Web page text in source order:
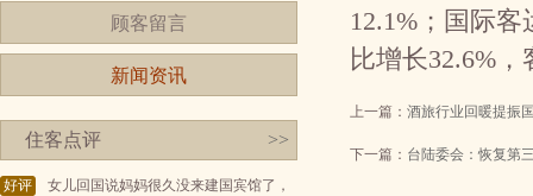
顾客留言
新闻资讯
住客点评 >>
好评
女儿回国说妈妈很久没来建国宾馆了，
12.1%；国际
比增长32.6%
上一篇： 酒旅行业回暖提振
下一篇： 台陆委会：恢复第